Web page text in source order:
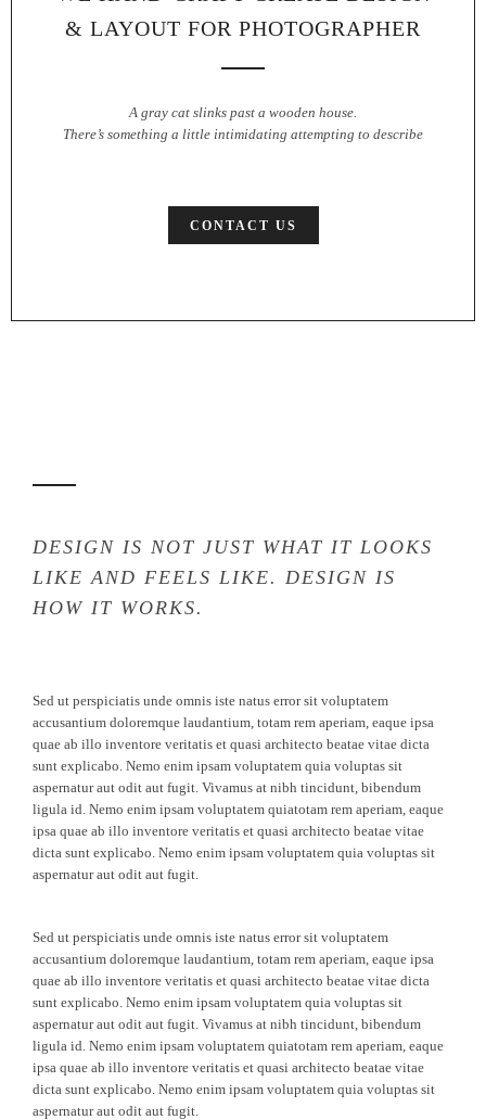
& LAYOUT FOR PHOTOGRAPHER
A gray cat slinks past a wooden house.
There’s something a little intimidating attempting to describe
CONTACT US
DESIGN IS NOT JUST WHAT IT LOOKS
LIKE AND FEELS LIKE. DESIGN IS
HOW IT WORKS.
Sed ut perspiciatis unde omnis iste natus error sit voluptatem
accusantium doloremque laudantium, totam rem aperiam, eaque ipsa
quae ab illo inventore veritatis et quasi architecto beatae vitae dicta
sunt explicabo. Nemo enim ipsam voluptatem quia voluptas sit
aspernatur aut odit aut fugit. Vivamus at nibh tincidunt, bibendum
ligula id. Nemo enim ipsam voluptatem quiatotam rem aperiam, eaque
ipsa quae ab illo inventore veritatis et quasi architecto beatae vitae
dicta sunt explicabo. Nemo enim ipsam voluptatem quia voluptas sit
aspernatur aut odit aut fugit.
Sed ut perspiciatis unde omnis iste natus error sit voluptatem
accusantium doloremque laudantium, totam rem aperiam, eaque ipsa
quae ab illo inventore veritatis et quasi architecto beatae vitae dicta
sunt explicabo. Nemo enim ipsam voluptatem quia voluptas sit
aspernatur aut odit aut fugit. Vivamus at nibh tincidunt, bibendum
ligula id. Nemo enim ipsam voluptatem quiatotam rem aperiam, eaque
ipsa quae ab illo inventore veritatis et quasi architecto beatae vitae
dicta sunt explicabo. Nemo enim ipsam voluptatem quia voluptas sit
aspernatur aut odit aut fugit.